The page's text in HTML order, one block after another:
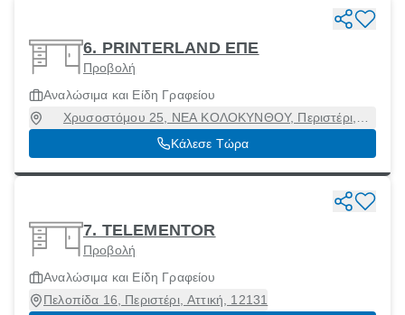
6. PRINTERLAND ΕΠΕ
Προβολή
Αναλώσιμα και Είδη Γραφείου
Χρυσοστόμου 25, ΝΕΑ ΚΟΛΟΚΥΝΘΟΥ, Περιστέρι,
Αττική, 12132
Κάλεσε Τώρα
7. TELEMENTOR
Προβολή
Αναλώσιμα και Είδη Γραφείου
Πελοπίδα 16, Περιστέρι, Αττική, 12131